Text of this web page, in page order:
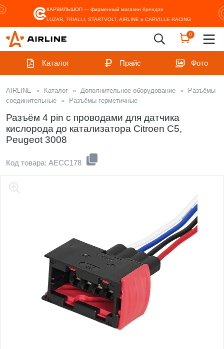
КАРВИЛЬШОП — фирменный магазин брендов
LUZAR, TRIALLI, STARTVOLT, AIRLINE и CARVILLE RACING
0
Каталог Прайс Фото
AIRLINE » Каталог » Дополнительное оборудование »
Разъёмы
соединительные » Разъёмы герметичные
Разъём 4 pin с проводами для датчика
кислорода до катализатора Citroen C5,
Peugeot 3008
Код товара: AECC178